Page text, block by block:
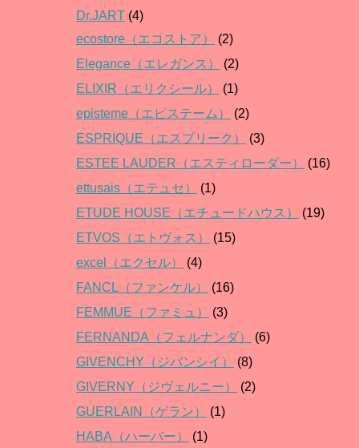
Dr.JART (4)
ecostore（エコストア）
(2)
Elegance（エレガンス）
(2)
ELIXIR（エリクシール）
(1)
episteme（エピステーム）
(2)
ESPRIQUE（エスプリーク）
(3)
ESTEE LAUDER（エスティローダー）
(16)
ettusais（エテュセ）
(1)
ETUDE HOUSE（エチュードハウス）
(19)
ETVOS（エトヴォス）
(15)
excel（エクセル）
(4)
FANCL（ファンケル）
(16)
FEMMUE（ファミュ）
(3)
FERNANDA（フェルナンダ）
(6)
GIVENCHY（ジバンシイ）
(8)
GIVERNY（ジヴェルニー）
(2)
GUERLAIN（ゲラン）
(1)
HABA（ハーバー）
(1)